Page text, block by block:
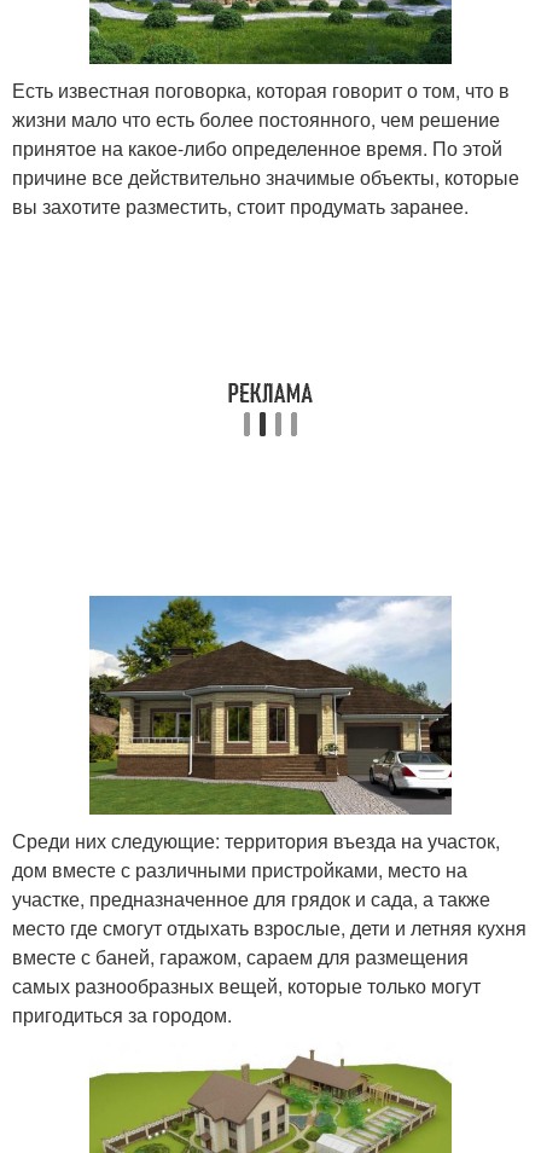
Есть известная поговорка, которая говорит о том, что в
жизни мало что есть более постоянного, чем решение
принятое на какое-либо определенное время. По этой
причине все действительно значимые объекты, которые
вы захотите разместить, стоит продумать заранее.
Среди них следующие: территория въезда на участок,
дом вместе с различными пристройками, место на
участке, предназначенное для грядок и сада, а также
место где смогут отдыхать взрослые, дети и летняя кухня
вместе с баней, гаражом, сараем для размещения
самых разнообразных вещей, которые только могут
пригодиться за городом.